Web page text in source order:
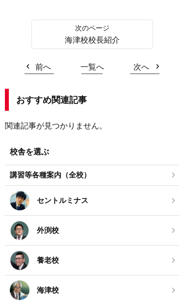
海津校校長紹介
前へ 一覧へ 次へ
おすすめ関連記事
関連記事が見つかりません。
校舎を選ぶ
講習等各種案内（全校）
セントルミナス
外渕校
養老校
海津校